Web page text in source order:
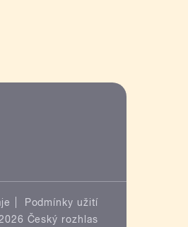
Podmínky užití
Český rozhlas